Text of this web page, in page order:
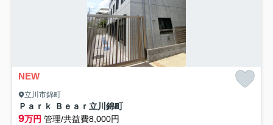
NEW
立川市錦町
Ｐａｒｋ Ｂｅａｒ立川錦町
9万円 管理/共益費8,000円